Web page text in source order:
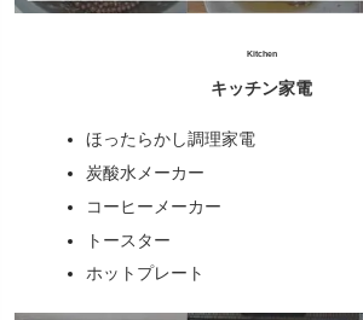
キッチン家電
Kitchen
ほったらかし調理家電
炭酸水メーカー
コーヒーメーカー
トースター
ホットプレート